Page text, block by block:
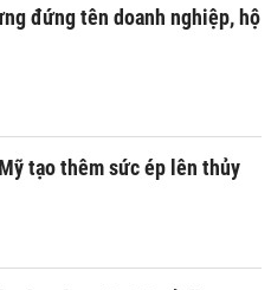
đứng tên doanh nghiệp, hộ
tạo thêm sức ép lên thủy